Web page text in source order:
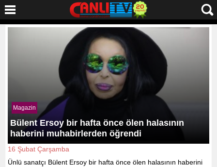
Magazin
Bülent Ersoy bir hafta önce ölen halasının
haberini muhabirlerden öğrendi
16 Şubat Çarşamba
Ünlü sanatçı Bülent Ersoy bir hafta önce ölen halasının haberini